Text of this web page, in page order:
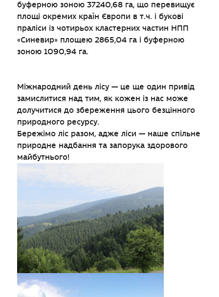
буферною зоною 37240,68 га, що перевищує
площі окремих країн Європи в т.ч. і букові
праліси із чотирьох кластерних частин НПП
«Синевир» площею 2865,04 га і буферною
зоною 1090,94 га.
Міжнародний день лісу — це ще один привід
замислитися над тим, як кожен із нас може
долучитися до збереження цього безцінного
природного ресурсу.
Бережімо ліс разом, адже ліси — наше спільне
природне надбання та запорука здорового
майбутнього!